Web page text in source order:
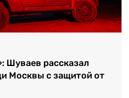
Шуваев рассказал
Москвы с защитой от